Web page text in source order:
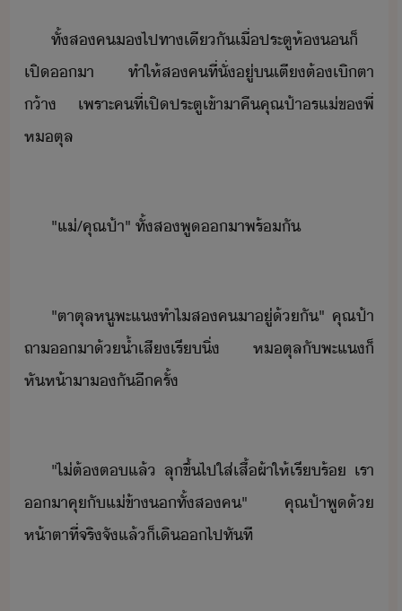
ทั้ส​ค​​ไป​ทาเี​ั​เื่​ประตู​ห้​็​
เปิ​า​ ​ทำให้​ส​คที​่​ั่​ู่​​เตี​ต้​เิตา​
้า​ ​เพราะ​คที​่​เปิ​ประตูเข้า​าคื​คุณ​ป้า​ร​แ่​ข​พี่​
ห​ตุล
"​แ่​/​คุณป้า​"​ ​ทั้ส​พู​า​พร้ั
"​ตา​ตุล​หู​พะแ​ทำไ​ส​ค​า​ู่​้ั​"​ ​คุณป้า​
ถา​า​้​้ำเสี​เรี​ิ่​ ​ห​ตุล​ั​พะแ​็​
หัห้า​า​​ั​ีครั้
"​ไ่ต้​ต​แล้​ ​ลุขึ้​ไป​ใส่​เสื้ผ้า​ให้​เรีร้​ ​เรา​
า​คุ​ั​แ่​ข้า​ทั้ส​ค​"​ ​คุณป้า​พู​้​
ห้าตา​ที่จริ​จั​แล้็​เิ​​ไป​ทัที